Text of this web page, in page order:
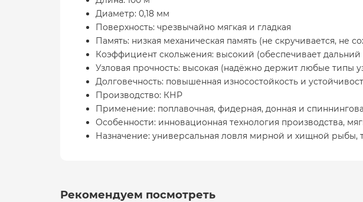
Диаметр: 0,18 мм
Поверхность: чрезвычайно мягкая и гладкая
Память: низкая механическая память (не скручивается, не
Коэффициент скольжения: высокий (обеспечивает дальний
Узловая прочность: высокая (надёжно держит любые типы
Долговечность: повышенная износостойкость и
Производство: КНР
Применение: поплавочная, фидерная, донная и
Особенности: инновационная технология производства,
Назначение: универсальная ловля мирной и хищной рыбы,
Рекомендуем посмотреть